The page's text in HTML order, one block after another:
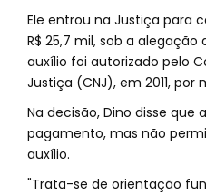
Ele entrou na Justiça para
R$ 25,7 mil, sob a
auxílio foi autorizado pelo
Justiça (CNJ), em 2011, por
Na decisão, Dino disse que
pagamento, mas não
auxílio.
"Trata-se de orientação